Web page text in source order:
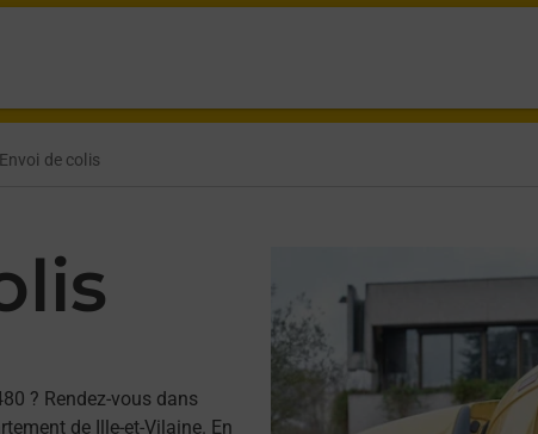
Envoi de colis
? Rendez-vous dans
de Ille-et-Vilaine. En